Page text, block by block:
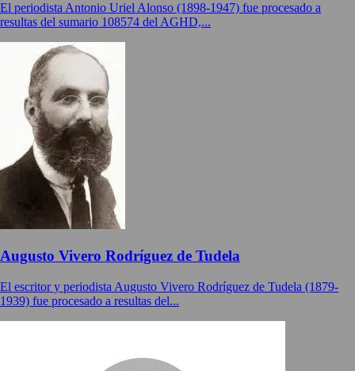
El periodista Antonio Uriel Alonso (1898-1947) fue procesado a
resultas del sumario 108574 del AGHD,...
Augusto Vivero Rodríguez de Tudela
El escritor y periodista Augusto Vivero Rodríguez de Tudela (1879-
1939) fue procesado a resultas del...